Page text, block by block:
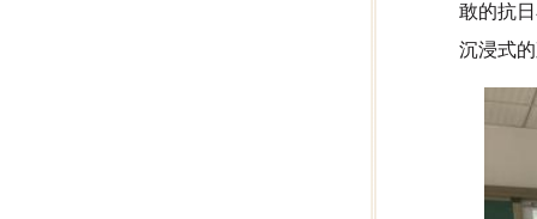
敢的抗
沉浸式